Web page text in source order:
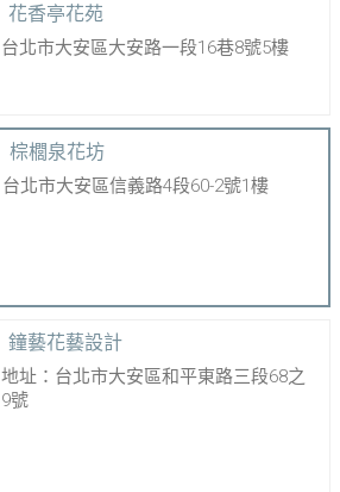
花香亭花苑
台北市大安區大安路一段16巷8號5樓
棕櫚泉花坊
台北市大安區信義路4段60-2號1樓
鐘藝花藝設計
地址：台北市大安區和平東路三段68之
9號